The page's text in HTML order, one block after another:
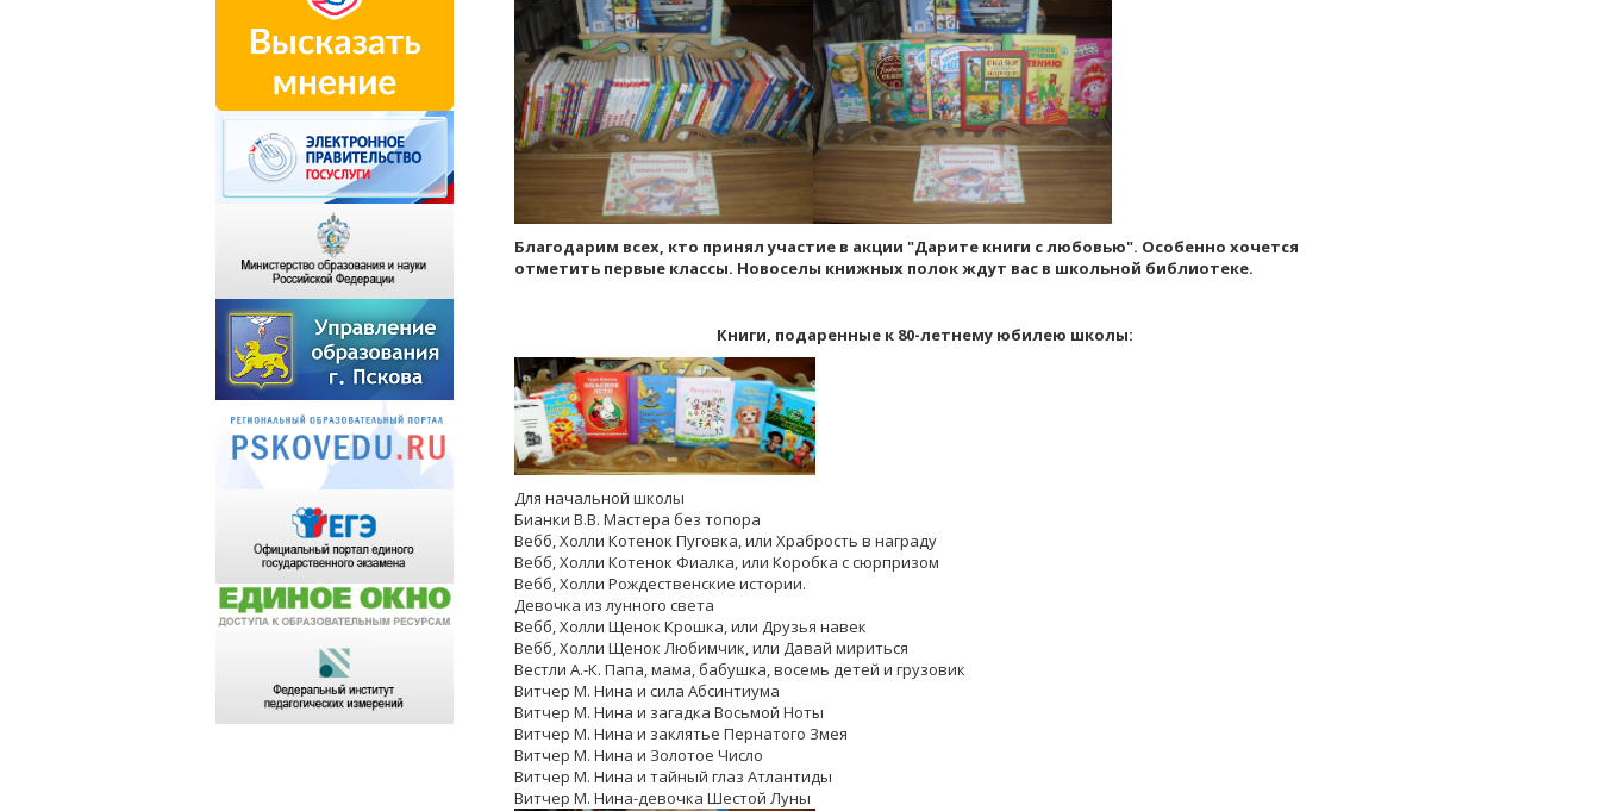
Благодарим всех, кто принял участие в акции "Дарите книги с любовью". Особенно хочется
отметить первые классы. Новоселы книжных полок ждут вас в школьной библиотеке.
Книги, подаренные к 80-летнему юбилею школы:
Для начальной школы
Бианки В.В. Мастера без топора
Вебб, Холли Котенок Пуговка, или Храбрость в награду
Вебб, Холли Котенок Фиалка, или Коробка с сюрпризом
Вебб, Холли Рождественские истории.
Девочка из лунного света
Вебб, Холли Щенок Крошка, или Друзья навек
Вебб, Холли Щенок Любимчик, или Давай мириться
Вестли А.-К. Папа, мама, бабушка, восемь детей и грузовик
Витчер М. Нина и сила Абсинтиума
Витчер М. Нина и загадка Восьмой Ноты
Витчер М. Нина и заклятье Пернатого Змея
Витчер М. Нина и Золотое Число
Витчер М. Нина и тайный глаз Атлантиды
Витчер М. Нина-девочка Шестой Луны